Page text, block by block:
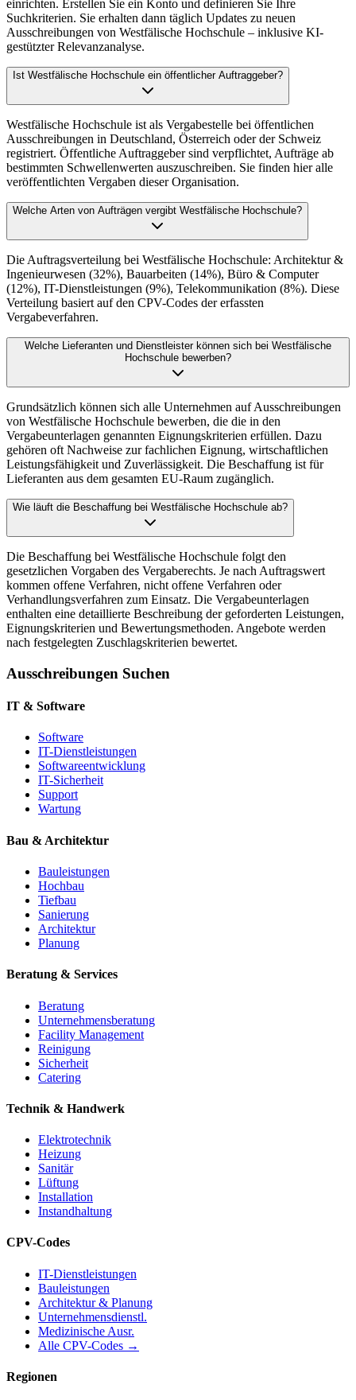
einrichten. Erstellen Sie ein Konto und definieren Sie Ihre
Suchkriterien. Sie erhalten dann täglich Updates zu neuen
Ausschreibungen von Westfälische Hochschule – inklusive KI-
gestützter Relevanzanalyse.
Ist Westfälische Hochschule ein öffentlicher Auftraggeber?
Westfälische Hochschule ist als Vergabestelle bei öffentlichen
Ausschreibungen in Deutschland, Österreich oder der Schweiz
registriert. Öffentliche Auftraggeber sind verpflichtet, Aufträge ab
bestimmten Schwellenwerten auszuschreiben. Sie finden hier alle
veröffentlichten Vergaben dieser Organisation.
Welche Arten von Aufträgen vergibt Westfälische Hochschule?
Die Auftragsverteilung bei Westfälische Hochschule: Architektur &
Ingenieurwesen (32%), Bauarbeiten (14%), Büro & Computer
(12%), IT-Dienstleistungen (9%), Telekommunikation (8%). Diese
Verteilung basiert auf den CPV-Codes der erfassten
Vergabeverfahren.
Welche Lieferanten und Dienstleister können sich bei Westfälische
Hochschule bewerben?
Grundsätzlich können sich alle Unternehmen auf Ausschreibungen
von Westfälische Hochschule bewerben, die die in den
Vergabeunterlagen genannten Eignungskriterien erfüllen. Dazu
gehören oft Nachweise zur fachlichen Eignung, wirtschaftlichen
Leistungsfähigkeit und Zuverlässigkeit. Die Beschaffung ist für
Lieferanten aus dem gesamten EU-Raum zugänglich.
Wie läuft die Beschaffung bei Westfälische Hochschule ab?
Die Beschaffung bei Westfälische Hochschule folgt den
gesetzlichen Vorgaben des Vergaberechts. Je nach Auftragswert
kommen offene Verfahren, nicht offene Verfahren oder
Verhandlungsverfahren zum Einsatz. Die Vergabeunterlagen
enthalten eine detaillierte Beschreibung der geforderten Leistungen,
Eignungskriterien und Bewertungsmethoden. Angebote werden
nach festgelegten Zuschlagskriterien bewertet.
Ausschreibungen Suchen
IT & Software
Software
IT-Dienstleistungen
Softwareentwicklung
IT-Sicherheit
Support
Wartung
Bau & Architektur
Bauleistungen
Hochbau
Tiefbau
Sanierung
Architektur
Planung
Beratung & Services
Beratung
Unternehmensberatung
Facility Management
Reinigung
Sicherheit
Catering
Technik & Handwerk
Elektrotechnik
Heizung
Sanitär
Lüftung
Installation
Instandhaltung
CPV-Codes
IT-Dienstleistungen
Bauleistungen
Architektur & Planung
Unternehmensdienstl.
Medizinische Ausr.
Alle CPV-Codes →
Regionen